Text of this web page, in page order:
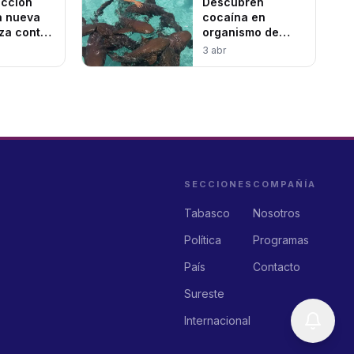
nueva
contra
cocaína en
organismo de
tiburones de Las
3 abr
SECCIONES
Tabasco
Política
País
Sureste
Internacional
COMPAÑÍA
Nosotros
Programas
Contacto